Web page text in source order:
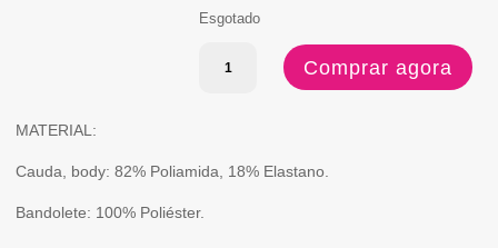
Esgotado
Quantidade
Comprar agora
MATERIAL:
Cauda, body: 82% Poliamida, 18% Elastano.
Bandolete: 100% Poliéster.